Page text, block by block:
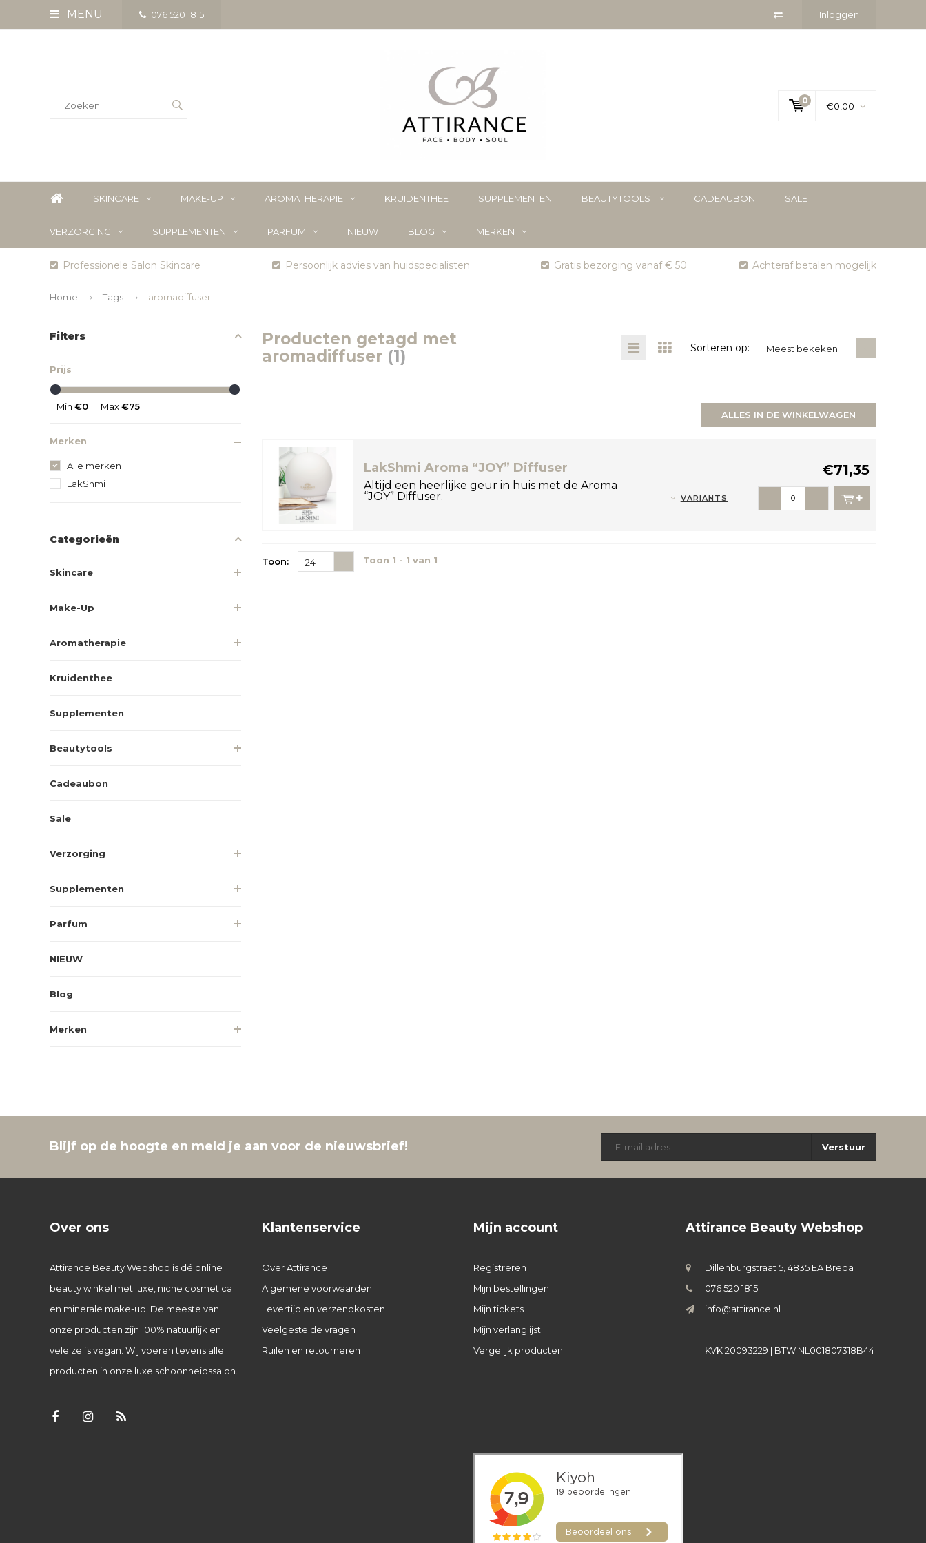
MENU 076 520 1815 Inloggen
0
€0,00
SKINCARE MAKE-UP AROMATHERAPIE KRUIDENTHEE SUPPLEMENTEN BEAUTYTOOLS CADEAUBON SALE
VERZORGING SUPPLEMENTEN PARFUM NIEUW BLOG MERKEN
Professionele Salon Skincare Persoonlijk advies van huidspecialisten Gratis bezorging vanaf € 50 Achteraf betalen mogelijk
Home Tags aromadiffuser
Filters
Prijs
Min €0 Max€75
Merken
Alle merken
LakShmi
Categorieën
Skincare
Make-Up
Aromatherapie
Kruidenthee
Supplementen
Beautytools
Cadeaubon
Sale
Verzorging
Supplementen
Parfum
NIEUW
Blog
Merken
Producten getagd met
aromadiffuser (1) Sorteren op: Meest bekeken
ALLES IN DE WINKELWAGEN
LakShmi Aroma “JOY” Diffuser
Altijd een heerlijke geur in huis met de Aroma
“JOY” Diffuser.
€71,35
VARIANTS
Toon: 24 Toon 1 - 1 van 1
Blijf op de hoogte en meld je aan voor de nieuwsbrief! Verstuur
Over ons
Attirance Beauty Webshop is dé online
beauty winkel met luxe, niche cosmetica
en minerale make-up. De meeste van
onze producten zijn 100% natuurlijk en
vele zelfs vegan. Wij voeren tevens alle
producten in onze luxe schoonheidssalon.
Klantenservice
Over Attirance
Algemene voorwaarden
Levertijd en verzendkosten
Veelgestelde vragen
Ruilen en retourneren
Mijn account
Registreren
Mijn bestellingen
Mijn tickets
Mijn verlanglijst
Vergelijk producten
Attirance Beauty Webshop
Dillenburgstraat 5, 4835 EA Breda
076 520 1815
info@attirance.nl
KVK 20093229 | BTW NL001807318B44